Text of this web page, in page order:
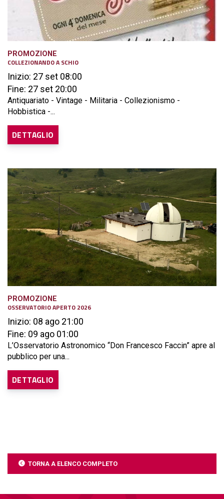
PROMOZIONE
COLLEZIONANDO A SCHIO
Inizio: 27 set 08:00
Fine: 27 set 20:00
Antiquariato - Vintage - Militaria - Collezionismo -
Hobbistica -...
DETTAGLIO
PROMOZIONE
OSSERVATORIO APERTO 2026
Inizio: 08 ago 21:00
Fine: 09 ago 01:00
L’Osservatorio Astronomico “Don Francesco Faccin” apre al
pubblico per una...
DETTAGLIO
TORNA A ELENCO COMPLETO